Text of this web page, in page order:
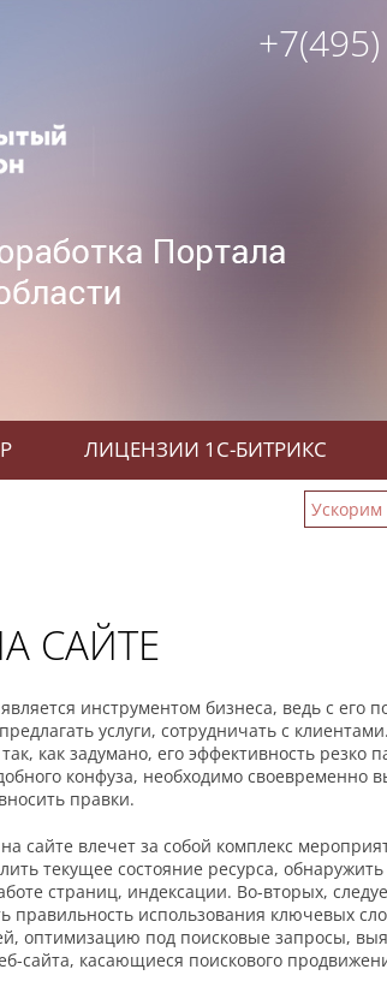
ЛИЦЕНЗИИ 1С-БИТРИКС
САЙТЕ
инструментом бизнеса, ведь с
услуги, сотрудничать с
как задумано, его эффективность резко
конфуза, необходимо своевременно
правки.
сайте влечет за собой комплекс
текущее состояние ресурса,
страниц, индексации. Во-вторых,
правильность использования ключевых
оптимизацию под поисковые запросы,
сайта, касающиеся поискового